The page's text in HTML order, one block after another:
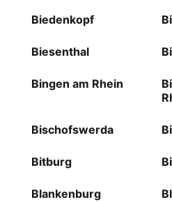
Biedenkopf
Biesenthal
Bingen am Rhein
Bischofswerda
Bitburg
Blankenburg